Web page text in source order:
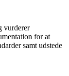
vurderer
for at
samt udstede